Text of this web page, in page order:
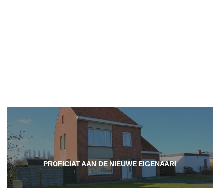
PROFICIAT AAN DE NIEUWE EIGENAAR!